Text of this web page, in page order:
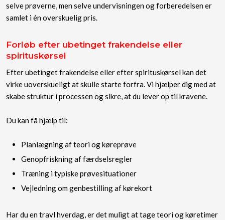
selve prøverne, men selve undervisningen og forberedelsen er
samlet i én overskuelig pris.​
Forløb efter ubetinget frakendelse eller
spirituskørsel
Efter ubetinget frakendelse eller efter spirituskørsel kan det
virke uoverskueligt at skulle starte forfra. Vi hjælper dig med at
skabe struktur i processen og sikre, at du lever op til kravene.
Du kan få hjælp til:
​Planlægning af teori og køreprøve
​Genopfriskning af færdselsregler
​Træning i typiske prøvesituationer
Vejledning om genbestilling af kørekort
Har du en travl hverdag, er det muligt at tage teori og køretimer